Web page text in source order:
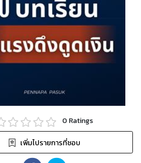
0 Ratings
เพิ่มไปรายการที่ชอบ